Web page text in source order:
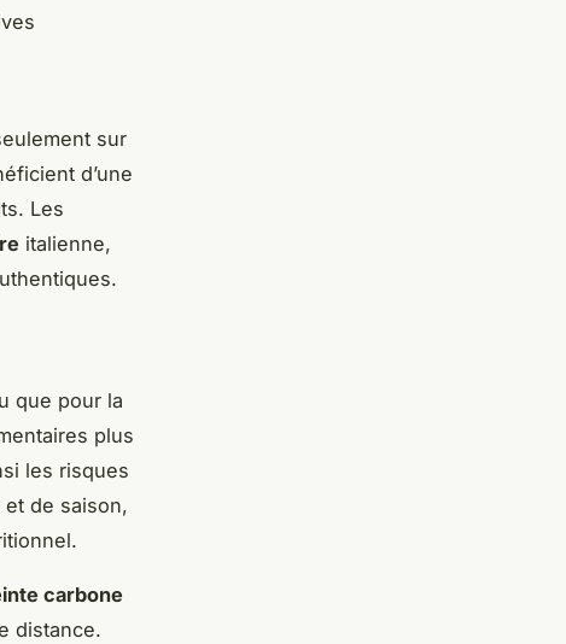
sur
d’une
Les
italienne,
que pour la
plus
les risques
de saison,
carbone
distance.